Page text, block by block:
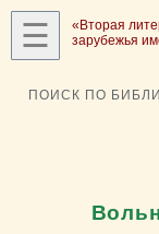
☰
«Вторая
зарубежья
ПОИСК ПО